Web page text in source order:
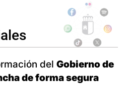
del Gobierno de
de forma segura